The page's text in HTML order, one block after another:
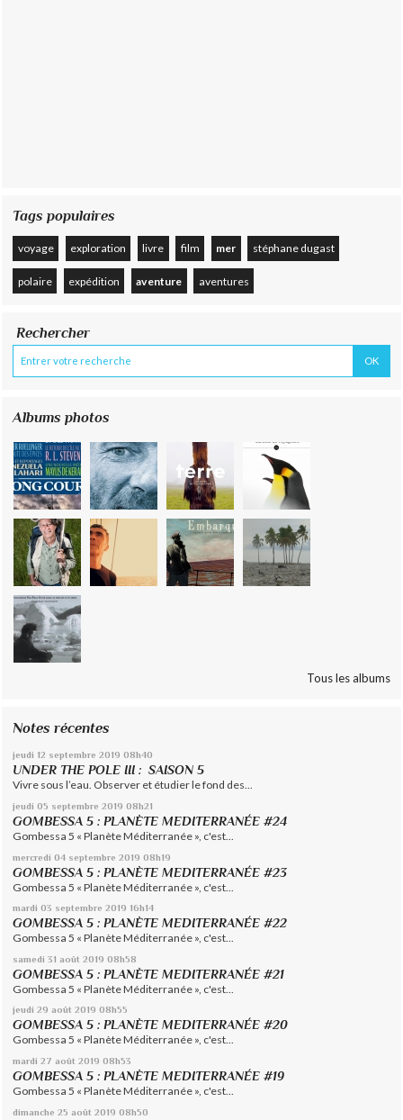
Tags populaires
voyage exploration livre film mer stéphane dugast
polaire expédition aventure aventures
Rechercher
Albums photos
Tous les albums
Notes récentes
jeudi 12 septembre 2019 08h40
UNDER THE POLE III : SAISON 5
Vivre sous l’eau. Observer et étudier le fond des...
jeudi 05 septembre 2019 08h21
GOMBESSA 5 : PLANÈTE MEDITERRANÉE #24
Gombessa 5 « Planète Méditerranée », c'est...
mercredi 04 septembre 2019 08h19
GOMBESSA 5 : PLANÈTE MEDITERRANÉE #23
Gombessa 5 « Planète Méditerranée », c'est...
mardi 03 septembre 2019 16h14
GOMBESSA 5 : PLANÈTE MEDITERRANÉE #22
Gombessa 5 « Planète Méditerranée », c'est...
samedi 31 août 2019 08h58
GOMBESSA 5 : PLANÈTE MEDITERRANÉE #21
Gombessa 5 « Planète Méditerranée », c'est...
jeudi 29 août 2019 08h55
GOMBESSA 5 : PLANÈTE MEDITERRANÉE #20
Gombessa 5 « Planète Méditerranée », c'est...
mardi 27 août 2019 08h53
GOMBESSA 5 : PLANÈTE MEDITERRANÉE #19
Gombessa 5 « Planète Méditerranée », c'est...
dimanche 25 août 2019 08h50